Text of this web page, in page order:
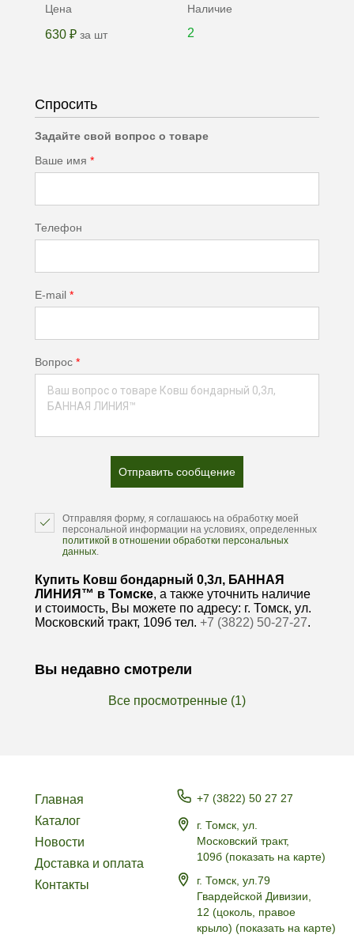
630 ₽ за шт 2
Спросить
Задайте свой вопрос о товаре
Ваше имя *
Телефон
E-mail *
Вопрос *
Отправить сообщение
Отправляя форму, я соглашаюсь на обработку моей
персональной информации на условиях, определенных
политикой в отношении обработки персональных
данных
Купить Ковш бондарный 0,3л, БАННАЯ
ЛИНИЯ™ в Томске, а также уточнить наличие
и стоимость, Вы можете по адресу: г. Томск, ул.
Московский тракт, 109б тел. +7 (3822) 50-27-27.
Вы недавно смотрели
Все просмотренные (1)
Главная
Каталог
Новости
Доставка и оплата
Контакты
+7 (3822) 50 27 27
г. Томск, ул.
Московский тракт,
109б (показать на карте)
г. Томск, ул.79
Гвардейской Дивизии,
12 (цоколь, правое
крыло) (показать на карте)